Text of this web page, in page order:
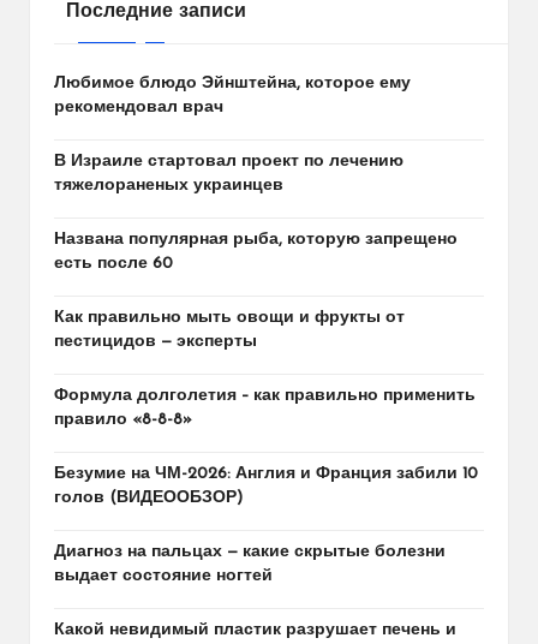
Последние записи
Любимое блюдо Эйнштейна, которое ему
рекомендовал врач
В Израиле стартовал проект по лечению
тяжелораненых украинцев
Названа популярная рыба, которую запрещено
есть после 60
Как правильно мыть овощи и фрукты от
пестицидов — эксперты
Формула долголетия – как правильно применить
правило «8-8-8»
Безумие на ЧМ-2026: Англия и Франция забили 10
голов (ВИДЕООБЗОР)
Диагноз на пальцах — какие скрытые болезни
выдает состояние ногтей
Какой невидимый пластик разрушает печень и